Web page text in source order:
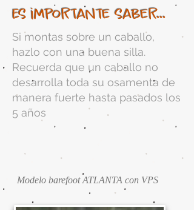
Es importante saber...
Si montas sobre un caballo,
hazlo con una buena silla.
Recuerda que un caballo no
desarrolla toda su osamenta de
manera fuerte hasta pasados los
5 años
Modelo barefoot ATLANTA con VPS